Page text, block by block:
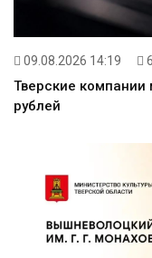
09.08.2026 14:19
Тверские компании
рублей